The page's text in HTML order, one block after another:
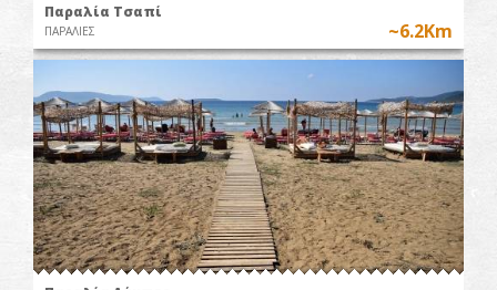
Παραλία Τσαπί
ΠΑΡΑΛΙΕΣ ~6.2Km